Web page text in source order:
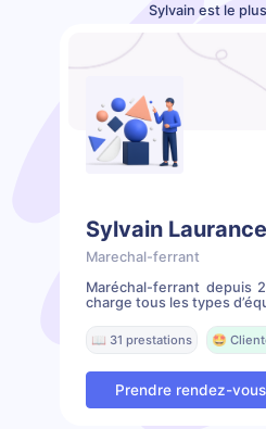
Sylvain est le
Sylvain Laurance
Marechal-ferrant
Maréchal-ferrant depuis
charge tous les types
📖 31 prestations 🤩
Prendre rendez-vous